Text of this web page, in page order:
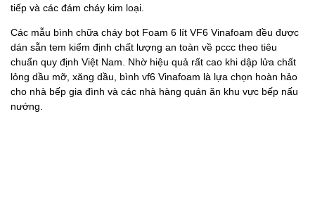
tiếp và các đám cháy kim loại.
Các mẫu bình chữa cháy bọt Foam 6 lít VF6 Vinafoam đều được
dán sẵn tem kiểm định chất lượng an toàn về pccc theo tiêu
chuẩn quy định Việt Nam. Nhờ hiệu quả rất cao khi dập lửa chất
lỏng dầu mỡ, xăng dầu, bình vf6 Vinafoam là lựa chọn hoàn hảo
cho nhà bếp gia đình và các nhà hàng quán ăn khu vực bếp nấu
nướng.